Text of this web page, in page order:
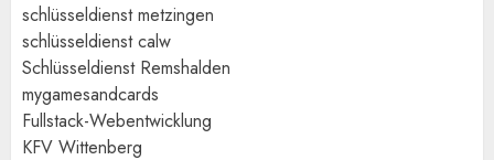
schlüsseldienst metzingen
schlüsseldienst calw
Schlüsseldienst Remshalden
mygamesandcards
Fullstack-Webentwicklung
KFV Wittenberg